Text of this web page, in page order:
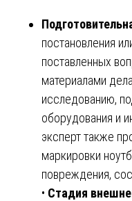
постановления
поставленных
материалами
исследованию,
оборудования и
эксперт также
маркировки
повреждения,
• Стадия